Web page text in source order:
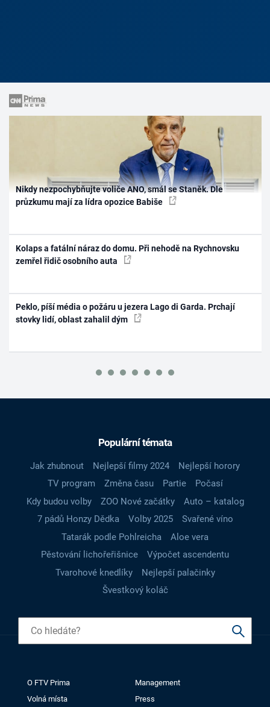
Nikdy nezpochybňujte voliče ANO, smál se Staněk. Dle
průzkumu mají za lídra opozice Babiše
Kolaps a fatální náraz do domu. Při nehodě na Rychnovsku
zemřel řidič osobního auta
Peklo, píší média o požáru u jezera Lago di Garda. Prchají
stovky lidí, oblast zahalil dým
Populární témata
Jak zhubnout Nejlepší filmy 2024
Nejlepší horory
TV program
Změna času Partie
Počasí
Kdy budou volby
ZOO Nové začátky
Auto – katalog
7 pádů Honzy Dědka
Volby 2025
Svařené víno
Tatarák podle Pohlreicha
Aloe vera
Pěstování lichořeřišnice
Výpočet ascendentu
Tvarohové knedlíky
Nejlepší palačinky
Švestkový koláč
O FTV Prima
Management
Volná místa
Press